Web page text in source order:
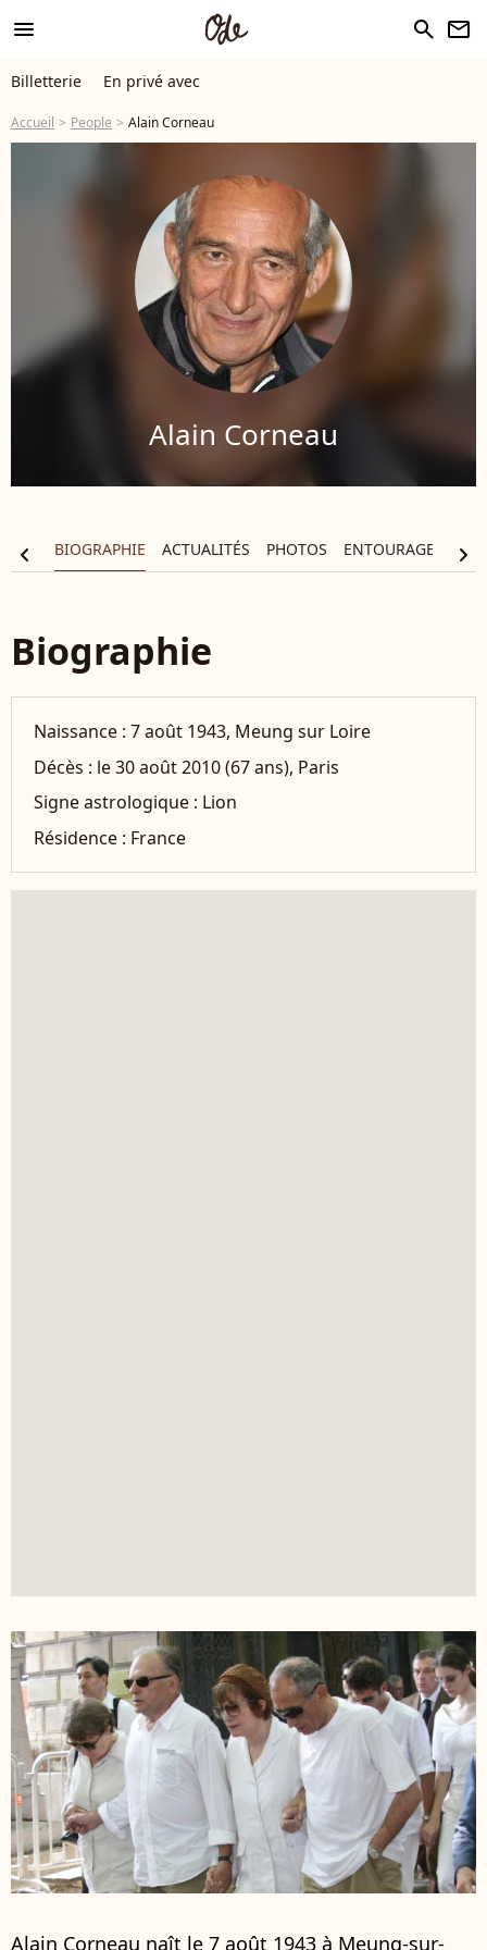
menu search newsletter
Billetterie En privé avec
Accueil People Alain Corneau
Alain Corneau
BIOGRAPHIE ACTUALITÉS PHOTOS ENTOURAGE
chevron_left chevron_right
Biographie
Naissance :7 août 1943, Meung sur Loire
Décès : le 30 août 2010 (67 ans), Paris
Signe astrologique : Lion
Résidence : France
Alain Corneau naît le 7 août 1943 à Meung-sur-